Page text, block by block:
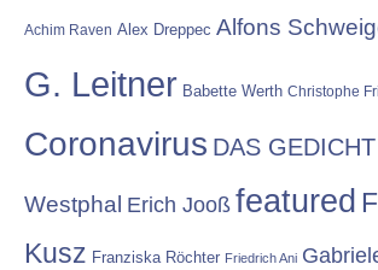
Achim Raven Alex Dreppec Alfons
G. Leitner Babette Werth Christophe
Coronavirus DAS GEDICHT
Westphal Erich Jooß featured
Kusz Franziska Röchter Friedrich Ani